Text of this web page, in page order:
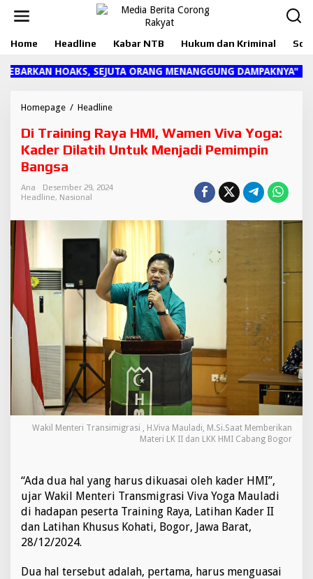
Home Headline Kabar NTB Hukum dan Kriminal
HOAKS, SEJUTA ORANG MENANGGUNG DAMPAKNYA"
Homepage / Headline
T
r
a
g
a
y
a
H
M
W
a
a
:
K
a
D
Di Training Raya HMI, Wamen Viva Yoga:
Kader Dilatih Untuk Menjadi Pemimpin
Bangsa
Ana
Desember 29, 2024
Headline, Nasional
Wakil Menteri Transimigrasi , H.Viva Mauladi, M.Si.Saat Memberikan
Materi LK II dan LKK HMI Cabang Bogor
“Ada dua hal yang harus dikuasai oleh kader HMI”,
ujar Wakil Menteri Transmigrasi Viva Yoga Mauladi
di hadapan peserta Training Raya, Latihan Kader II
dan Latihan Khusus Kohati, Bogor, Jawa Barat,
28/12/2024.
Dua hal tersebut adalah, pertama, harus menguasai